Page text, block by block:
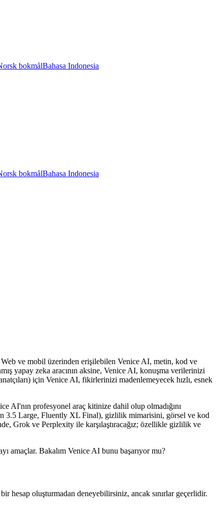
bokmålBahasa Indonesia
bokmålBahasa Indonesia
ve mobil üzerinden erişilebilen Venice AI, metin, kod ve
yapay zeka aracının aksine, Venice AI, konuşma verilerinizi
için Venice AI, fikirlerinizi madenlemeyecek hızlı, esnek
AI'nın profesyonel araç kitinize dahil olup olmadığını
3.5 Large, Fluently XL Final), gizlilik mimarisini, görsel ve kod
Grok ve Perplexity ile karşılaştıracağız; özellikle gizlilik ve
amaçlar. Bakalım Venice AI bunu başarıyor mu?
hesap oluşturmadan deneyebilirsiniz, ancak sınırlar geçerlidir.